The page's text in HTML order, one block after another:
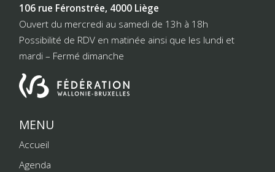
106 rue Féronstrée, 4000 Liège
Ouvert du mercredi au samedi de 13h à 18h
Possibilité de RDV en matinée ainsi que les lundi et
mardi – Fermé dimanche
MENU
Accueil
Agenda